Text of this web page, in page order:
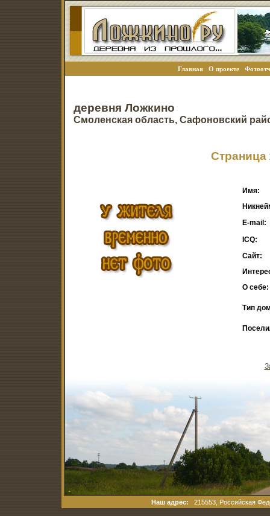
Главная О проекте
деревня Ложкино
Смоленская область, Сафоновский
Страница
Имя:
E-mail:
ICQ:
Сайт:
О себе:
Тип
Наш адрес: 215553, Российская